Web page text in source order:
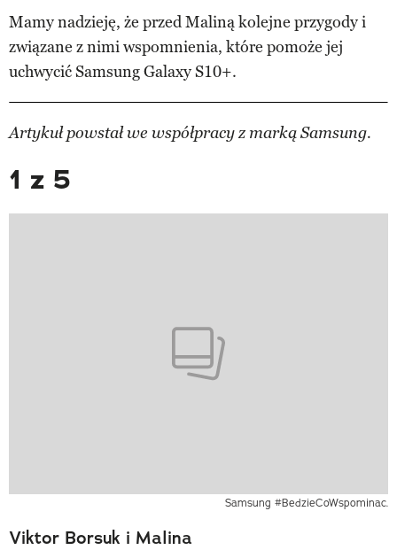
Mamy nadzieję, że przed Maliną kolejne przygody i
związane z nimi wspomnienia, które pomoże jej
uchwycić Samsung Galaxy S10+.
Artykuł powstał we współpracy z marką Samsung.
1 z 5
Samsung #BedzieCoWspominac.
Viktor Borsuk i Malina